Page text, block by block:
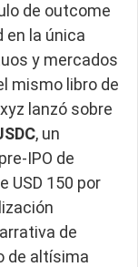
de outcome
en la única
y mercados
mismo libro de
lanzó sobre
, un
IPO de
USD 150 por
de
de altísima